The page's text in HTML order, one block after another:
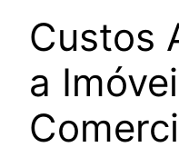
Custos
a